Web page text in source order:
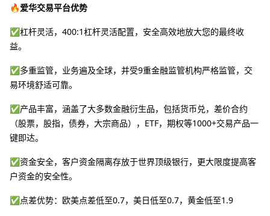
🔥爱华交易平台优势
✅杠杆灵活，400:1杠杆灵活配置，安全高效地放大您的最终收
益。
✅多重监管，业务遍及全球，并受9重金融监管机构严格监管，交
易环境舒适可靠。
✅产品丰富，涵盖了大多数金融衍生品，包括货币兑，差价合约
（股票，股指，债券，大宗商品），ETF，期权等1000+交易产品一
键即达。
✅资金安全，客户资金隔离存放于世界顶级银行，更大限度提高客
户资金的安全性。
✅点差优势：欧美点差低至0.7，美日低至0.7，黄金低至1.9